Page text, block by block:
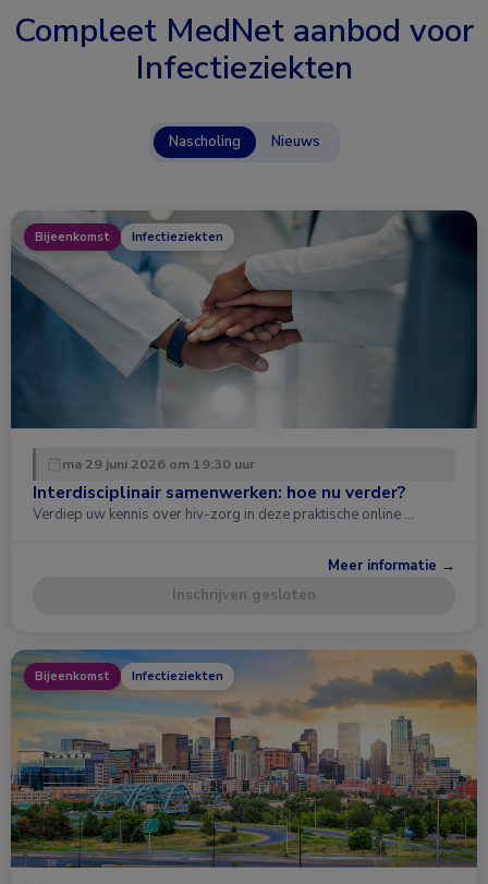
Compleet MedNet aanbod voor
Infectieziekten
Nascholing Nieuws
Bijeenkomst Infectieziekten
ma 29 juni 2026 om 19:30 uur
Interdisciplinair samenwerken: hoe nu verder?
Verdiep uw kennis over hiv-zorg in deze praktische online …
Meer informatie →
Inschrijven gesloten
Bijeenkomst Infectieziekten